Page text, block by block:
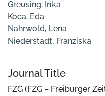
Greusing, Inka
Koca, Eda
Nahrwold, Lena
Niederstadt, Franziska
Journal Title
FZG (FZG – Freiburger